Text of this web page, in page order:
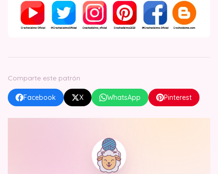
Comparte este patrón
Facebook X WhatsApp Pinterest